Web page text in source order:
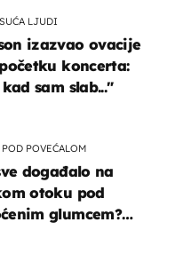
LJUDI
izazvao ovacije
koncerta:
sam slab..."
POVEĆALOM
događalo na
otoku pod
glumcem?